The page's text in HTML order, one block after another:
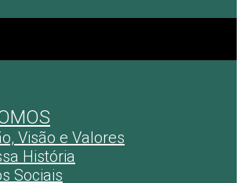
Visão e Valores
História
Sociais